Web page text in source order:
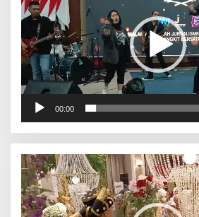
00:00
Pemutar
Video